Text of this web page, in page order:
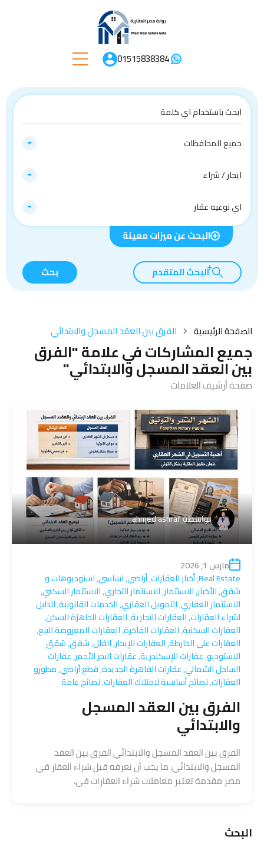
01515838384
جميع المحافظات
ايجار / شراء
اي نوعيه عقار
البحث عن ميزات معينة
البحث المتقدم بحث
الصفحة الرئيسية الفرق بين العقد المسجل والابتدائي
جميع المشاركات في علامة "الفرق
بين العقد المسجل والابتدائي"
صفحة أرشيف العلامات
بواسطةahmed ashraf
مارس 1, 2026
Real Estate
,أخبار العقارات,أراضي,اساسي,استوديوهات و
شقق,الأخبار,الاستثمار,الاستثمار التجاري,الاستثمار السكني,
الاستثمار العقاري,التمويل العقاري,الخدمات القانونية,الدليل
لشراء العقارات,العقارات التجارية,العقارات الجاهزة للسكن,
العقارات السكنية,العقارات الفاخرة,العقارات المعروضة للبيع,
العقارات على الخارطة,العقارات للإيجار,الفلل,شقق,شقق
الاستوديو,عقارات الإسكندرية,عقارات البحر الأحمر,عقارات
الساحل الشمالي,عقارات القاهرة الجديدة,قطع أراضي,مطورو
العقارات,نصائح أساسية لامتلاك العقارات,نصائح عامة
الفرق بين العقد المسجل
والابتدائي
الفرق بين العقد المسجل والابتدائي الفرق بين العقد
المسجل والابتدائي: ما يجب أن تعرفه قبل شراء العقار في
مصر مقدمة تعتبر معاملات شراء العقارات في.
البحث